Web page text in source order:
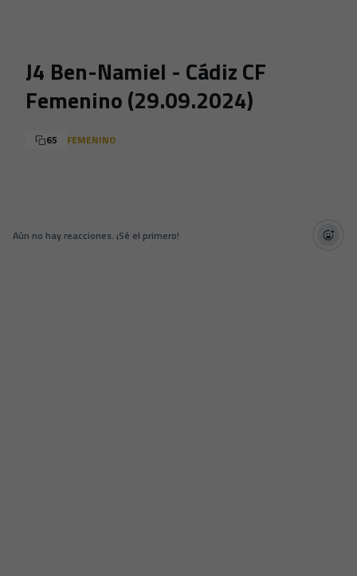
J4 Ben-Namiel - Cádiz CF
Femenino (29.09.2024)
65 FEMENINO
Aún no hay reacciones. ¡Sé el primero!